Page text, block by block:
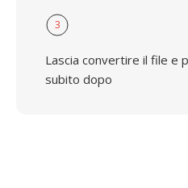
3
Lascia convertire il file e
subito dopo